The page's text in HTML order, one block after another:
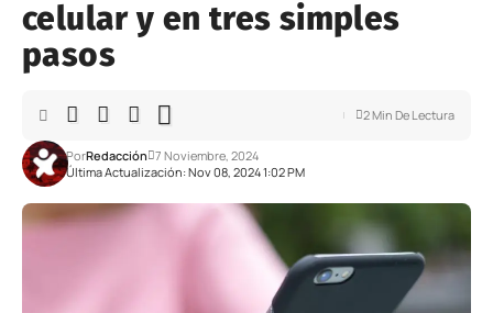
celular y en tres simples
pasos
Última Actualización: Nov 08, 2024 1:02 PM
PorRedacción 7 Noviembre, 2024
2 Min De Lectura